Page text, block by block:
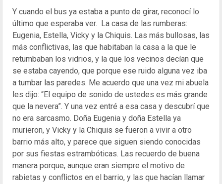
Y cuando el bus ya estaba a punto de girar, reconocí lo
último que esperaba ver. La casa de las rumberas:
Eugenia, Estella, Vicky y la Chiquis. Las más bullosas, las
más conflictivas, las que habitaban la casa a la que le
retumbaban los vidrios, y la que los vecinos decían que
se estaba cayendo, que porque ese ruido alguna vez iba
a tumbar las paredes. Me acuerdo que una vez mi abuela
les dijo: “El equipo de sonido de ustedes es más grande
que la nevera”. Y una vez entré a esa casa y descubrí que
no era sarcasmo. Doña Eugenia y doña Estella ya
murieron, y Vicky y la Chiquis se fueron a vivir a otro
barrio más alto, y parece que siguen siendo conocidas
por sus fiestas estrambóticas. Las recuerdo de buena
manera porque, aunque eran siempre el motivo de
rabietas y conflictos en el barrio, y las que hacían llamar